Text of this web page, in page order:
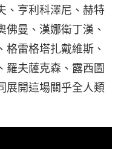
、亨利科澤尼、赫特
曼、漢娜衛丁漢、
雷格塔扎戴維斯、
羅夫薩克森、露西圖
展開這場關乎全人類